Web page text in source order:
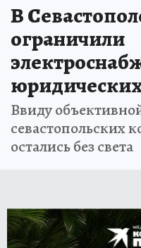
В
ограничили
Ввиду
севастопольских
остались без света